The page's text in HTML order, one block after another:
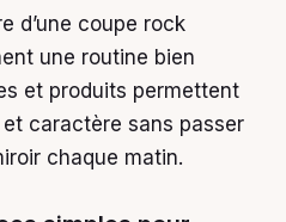
d’une coupe rock
une routine bien
et produits permettent
caractère sans passer
chaque matin.